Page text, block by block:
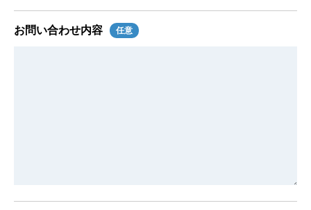
お問い合わせ内容 任意